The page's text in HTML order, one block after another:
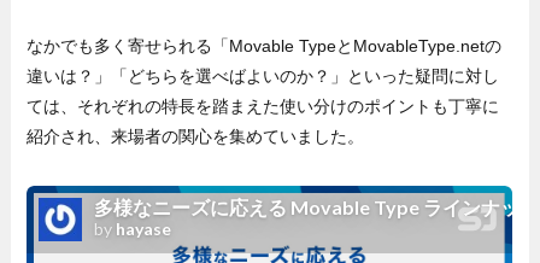
なかでも多く寄せられる「Movable TypeとMovableType.netの
違いは？」「どちらを選べばよいのか？」といった疑問に対し
ては、それぞれの特長を踏まえた使い分けのポイントも丁寧に
紹介され、来場者の関心を集めていました。